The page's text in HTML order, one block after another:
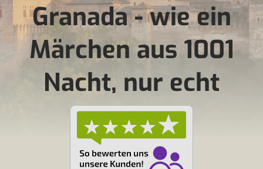
Granada - wie ein
Märchen aus 1001
Nacht, nur echt